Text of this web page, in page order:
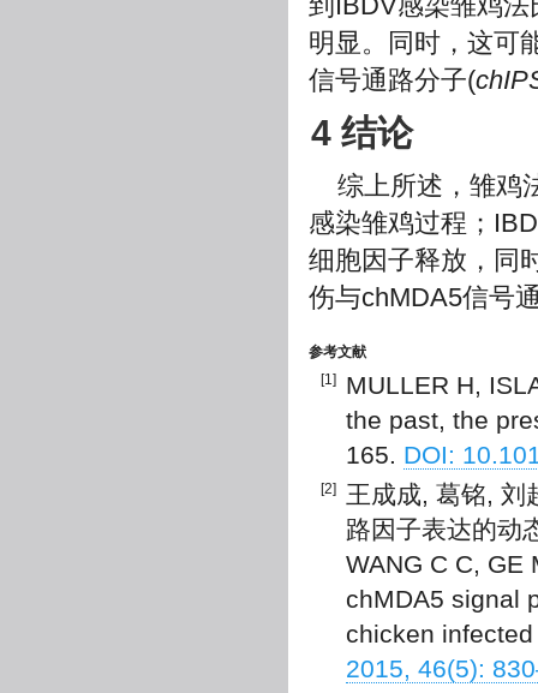
明显。同时，这可
信号通路分子(
4 结论
综上所述，雏鸡
感染雏鸡过程；
细胞因子释放，同
伤与chMDA5信号
参考文献
[1]
MULLER H,
the past, the
165. DOI:
[2]
王成成, 葛铭, 刘
路因子表达的动
WANG C C, GE
chMDA5 signal
chicken
2015, 46(5):